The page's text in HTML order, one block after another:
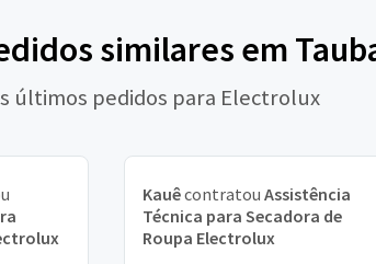
similares em
últimos pedidos para Electrolux
Kauêcontratou Assistência
Técnica para Secadora de
Roupa Electrolux